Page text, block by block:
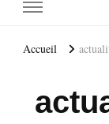
Accueil